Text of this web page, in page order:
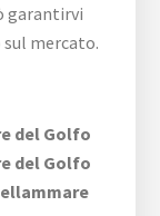
garantirvi
sul mercato.
del Golfo
del Golfo